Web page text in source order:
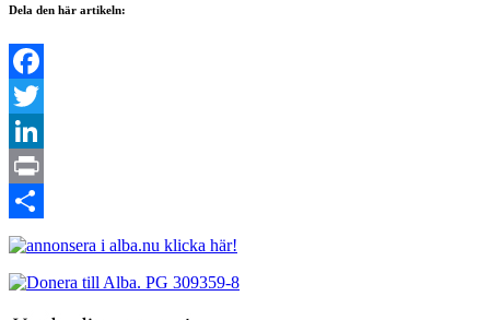
Dela den här artikeln:
Facebook
Twitter
LinkedIn
Print
Dela